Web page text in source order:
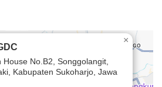
Kabupaten Sukoharjo, Jawa